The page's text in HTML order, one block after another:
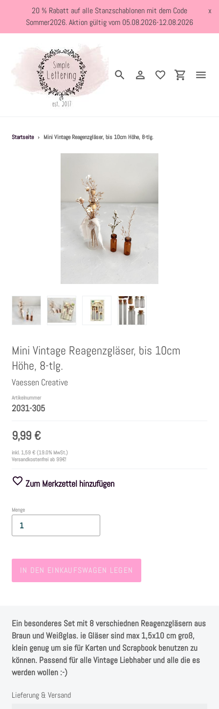
Inhalt
20 % Rabatt auf alle Stanzschablonen mit dem Code
Sommer2026. Aktion gültig vom 05.08.2026-12.08.2026
x
SuchenEinloggen
Embossing Pulver WOW
Kartendeko Embellishments
Präge-, Universal- Maskierschablonen
Papiere
Bänder & Garn
Siegelwachs /Papierschöpfen
Farben
Herbst
SALE
Instagram
Startseite › Mini Vintage Reagenzgläser, bis 10cm Höhe, 8-tlg.
Mini Vintage Reagenzgläser, bis 10cm
Höhe, 8-tlg.
Vaessen Creative
Artikelnummer
2031-305
9,99 €
inkl. 1,59 € (19.0% MwSt.)
Versandkostenfrei ab 99€!
Zum Merkzettel hinzufügen
Menge
IN DEN EINKAUFSWAGEN LEGEN
Ein besonderes Set mit 8 verschiednen Reagenzgläsern aus
Braun und Weißglas. ie Gläser sind max 1,5x10 cm groß,
klein genug um sie für Karten und Scrapbook benutzen zu
können. Passend für alle Vintage Liebhaber und alle die es
werden wollen :-)
Lieferung & Versand